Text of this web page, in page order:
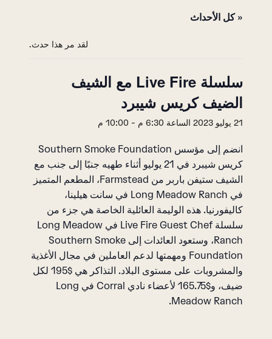
« كل الأحداث
لقد مر هذا حدث.
سلسلة Live Fire مع الشيف
الضيف كريس شيبرد
21 يوليو 2023 الساعة 6:30 م - 10:00 م
انضم إلى مؤسس Southern Smoke Foundation
كريس شيبرد في 21 يوليو أثناء طهيه جنبًا إلى جنب مع
الشيف ستيفن باربر من Farmstead، المطعم المتميز
في Long Meadow Ranch في سانت هيلينا،
كاليفورنيا. هذه الوليمة العائلية الخاصة هي جزء من
سلسلة Live Fire Guest Chef في Long Meadow
Ranch، وستعود العائدات إلى Southern Smoke
Foundation ومهمتها لدعم العاملين في مجال الأغذية
والمشروبات على مستوى البلاد. التذاكر هي $195 لكل
ضيف، و$165.75 لأعضاء نادي Corral في Long
Meadow Ranch.